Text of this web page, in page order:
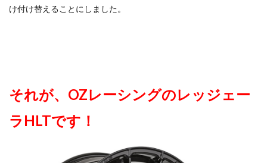
け付け替えることにしました。
それが、OZレーシングのレッジェー
ラHLTです！